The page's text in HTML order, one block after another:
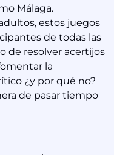
Málaga.
estos juegos
de todas las
de resolver acertijos
la
¿y por qué no?
de pasar tiempo